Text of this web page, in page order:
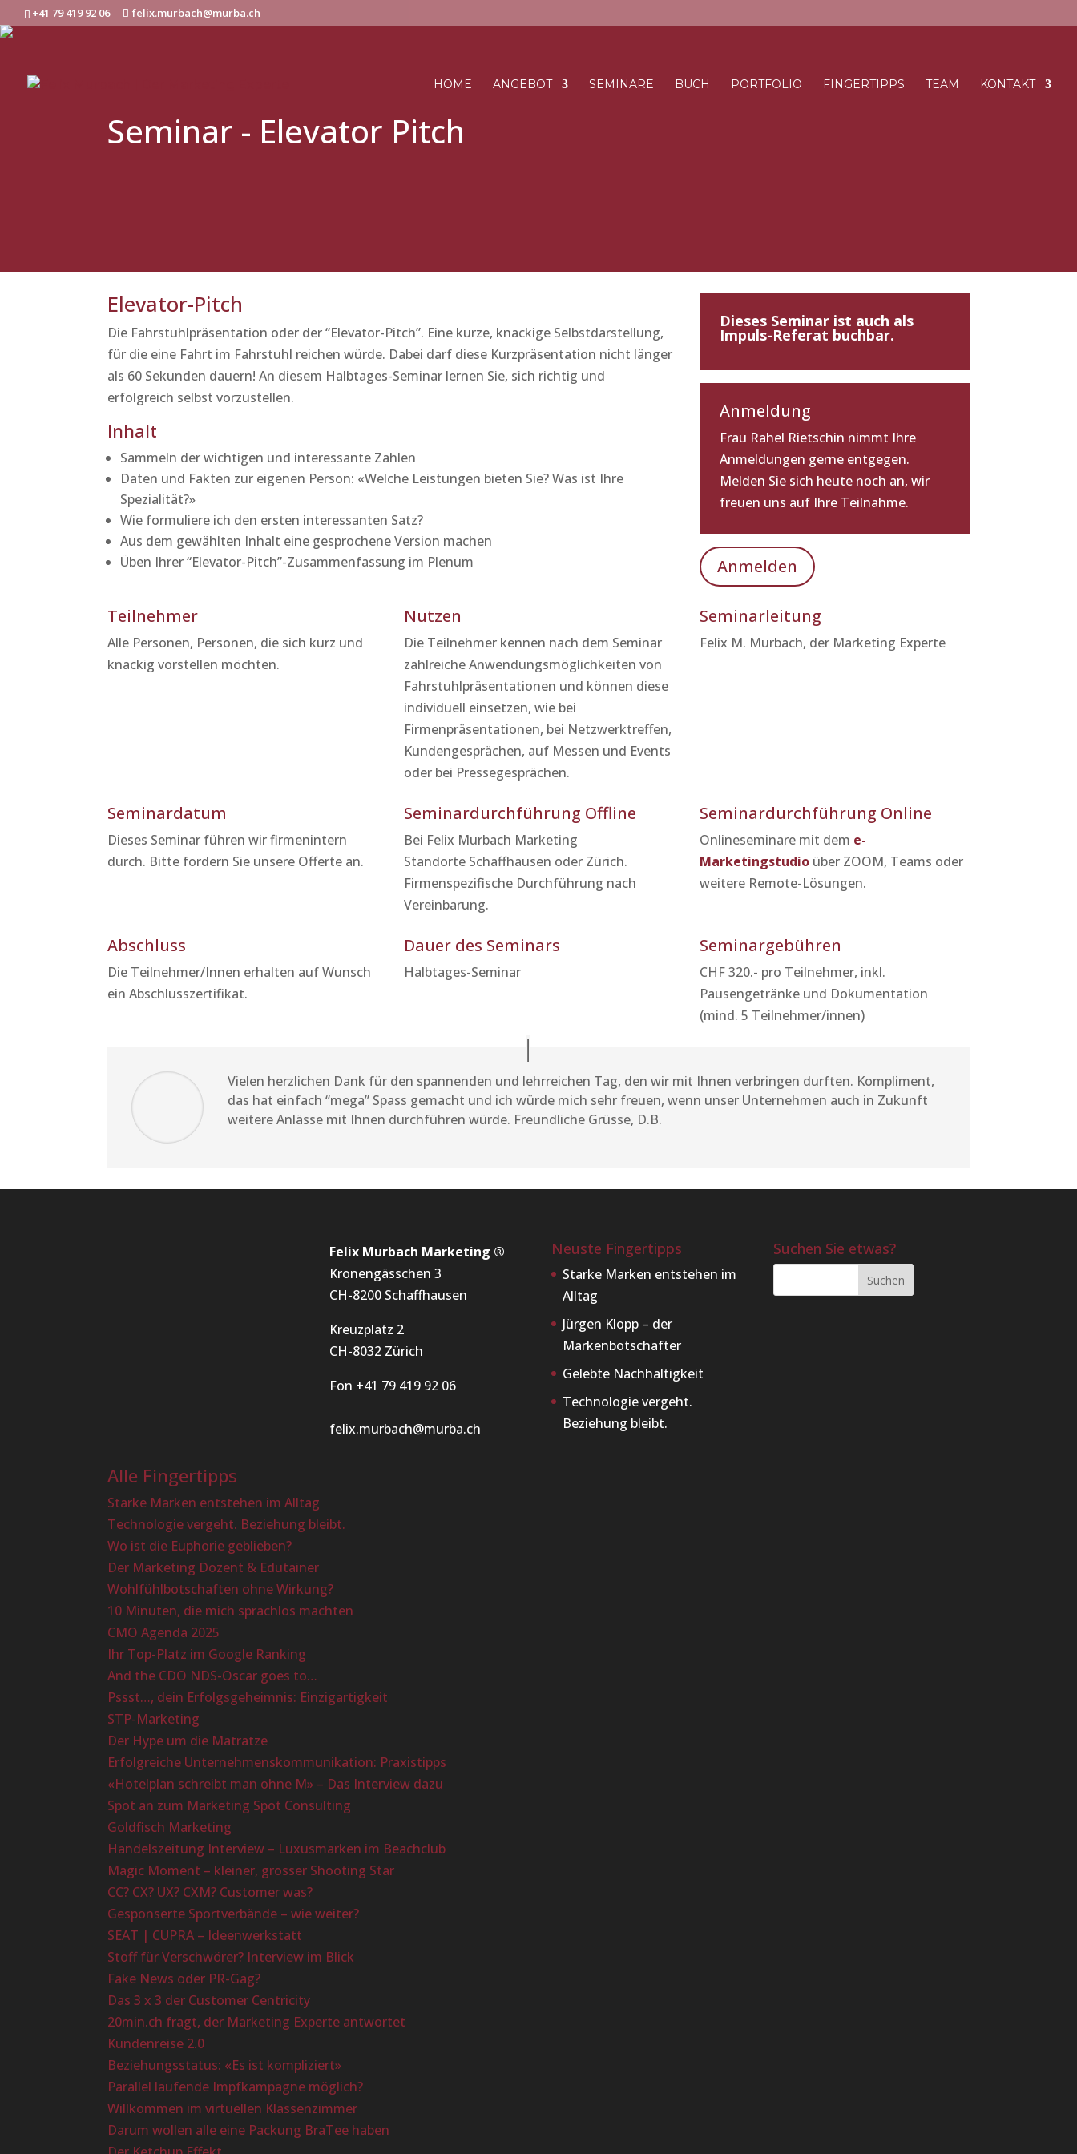
+41 79 419 92 06 felix.murbach@murba.ch
HOME ANGEBOT SEMINARE BUCH PORTFOLIO FINGERTIPPS TEAM KONTAKT
Seminar - Elevator Pitch
Elevator-Pitch
Die Fahrstuhlpräsentation oder der “Elevator-Pitch”. Eine kurze, knackige Selbstdarstellung,
für die eine Fahrt im Fahrstuhl reichen würde. Dabei darf diese Kurzpräsentation nicht länger
als 60 Sekunden dauern! An diesem Halbtages-Seminar lernen Sie, sich richtig und
erfolgreich selbst vorzustellen.
Inhalt
Sammeln der wichtigen und interessante Zahlen
Daten und Fakten zur eigenen Person: «Welche Leistungen bieten Sie? Was ist Ihre
Spezialität?»
Wie formuliere ich den ersten interessanten Satz?
Aus dem gewählten Inhalt eine gesprochene Version machen
Üben Ihrer “Elevator-Pitch”-Zusammenfassung im Plenum
Dieses Seminar ist auch als
Impuls-Referat buchbar.
Anmeldung
Frau Rahel Rietschin nimmt Ihre
Anmeldungen gerne entgegen.
Melden Sie sich heute noch an, wir
freuen uns auf Ihre Teilnahme.
Anmelden
Teilnehmer
Alle Personen, Personen, die sich kurz und
knackig vorstellen möchten.
Nutzen
Die Teilnehmer kennen nach dem Seminar
zahlreiche Anwendungsmöglichkeiten von
Fahrstuhlpräsentationen und können diese
individuell einsetzen, wie bei
Firmenpräsentationen, bei Netzwerktreffen,
Kundengesprächen, auf Messen und Events
oder bei Pressegesprächen.
Seminarleitung
Felix M. Murbach, der Marketing Experte
Seminardatum
Dieses Seminar führen wir firmenintern
durch. Bitte fordern Sie unsere Offerte an.
Seminardurchführung Offline
Bei Felix Murbach Marketing
Standorte Schaffhausen oder Zürich.
Firmenspezifische Durchführung nach
Vereinbarung.
Seminardurchführung Online
Onlineseminare mit dem e-
Marketingstudio über ZOOM, Teams oder
weitere Remote-Lösungen.
Abschluss
Die Teilnehmer/Innen erhalten auf Wunsch
ein Abschlusszertifikat.
Dauer des Seminars
Halbtages-Seminar
Seminargebühren
CHF 320.- pro Teilnehmer, inkl.
Pausengetränke und Dokumentation
(mind. 5 Teilnehmer/innen)
Vielen herzlichen Dank für den spannenden und lehrreichen Tag, den wir mit Ihnen verbringen durften. Kompliment,
das hat einfach “mega” Spass gemacht und ich würde mich sehr freuen, wenn unser Unternehmen auch in Zukunft
weitere Anlässe mit Ihnen durchführen würde. Freundliche Grüsse, D.B.
Felix Murbach Marketing ®
Kronengässchen 3
CH-8200 Schaffhausen
Kreuzplatz 2
CH-8032 Zürich
Fon +41 79 419 92 06
felix.murbach@murba.ch
Neuste Fingertipps
Starke Marken entstehen im
Alltag
Jürgen Klopp – der
Markenbotschafter
Gelebte Nachhaltigkeit
Technologie vergeht.
Beziehung bleibt.
Suchen Sie etwas?
Alle Fingertipps
Starke Marken entstehen im Alltag
Technologie vergeht. Beziehung bleibt.
Wo ist die Euphorie geblieben?
Der Marketing Dozent & Edutainer
Wohlfühlbotschaften ohne Wirkung?
10 Minuten, die mich sprachlos machten
CMO Agenda 2025
Ihr Top-Platz im Google Ranking
And the CDO NDS-Oscar goes to…
Pssst…, dein Erfolgsgeheimnis: Einzigartigkeit
STP-Marketing
Der Hype um die Matratze
Erfolgreiche Unternehmenskommunikation: Praxistipps
«Hotelplan schreibt man ohne M» – Das Interview dazu
Spot an zum Marketing Spot Consulting
Goldfisch Marketing
Handelszeitung Interview – Luxusmarken im Beachclub
Magic Moment – kleiner, grosser Shooting Star
CC? CX? UX? CXM? Customer was?
Gesponserte Sportverbände – wie weiter?
SEAT | CUPRA – Ideenwerkstatt
Stoff für Verschwörer? Interview im Blick
Fake News oder PR-Gag?
Das 3 x 3 der Customer Centricity
20min.ch fragt, der Marketing Experte antwortet
Kundenreise 2.0
Beziehungsstatus: «Es ist kompliziert»
Parallel laufende Impfkampagne möglich?
Willkommen im virtuellen Klassenzimmer
Darum wollen alle eine Packung BraTee haben